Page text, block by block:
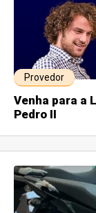
Provedor
Venha para a
Pedro II